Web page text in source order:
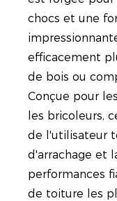
chocs et une
efficacement
de bois ou
Conçue pour
les bricoleurs,
de l'utilisateur
d'arrachage et
performances
de toiture les